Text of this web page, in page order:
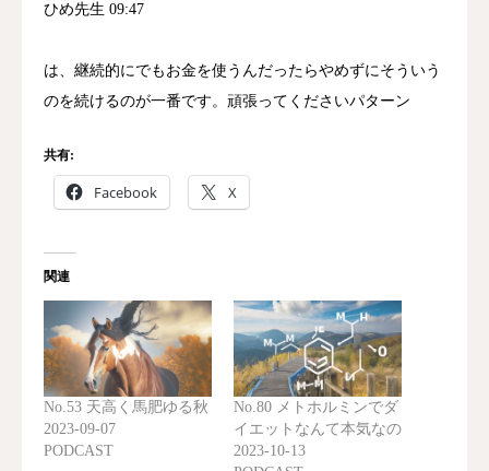
ひめ先生 09:47
は、継続的にでもお金を使うんだったらやめずにそういう
のを続けるのが一番です。頑張ってくださいパターン
共有:
Facebook X
関連
No.53 天高く馬肥ゆる秋
2023-09-07
PODCAST
No.80 メトホルミンでダ
イエットなんて本気なの
2023-10-13